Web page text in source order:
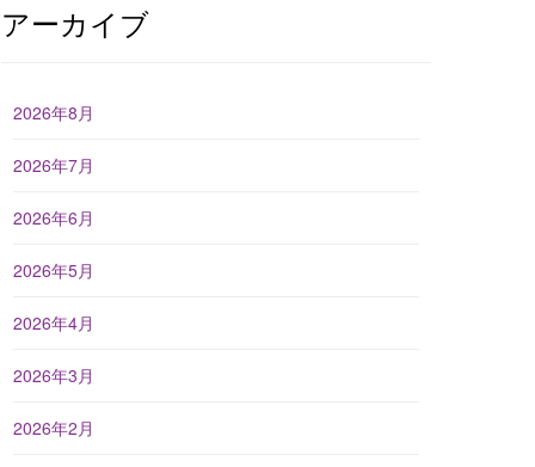
アーカイブ
2026年8月
2026年7月
2026年6月
2026年5月
2026年4月
2026年3月
2026年2月